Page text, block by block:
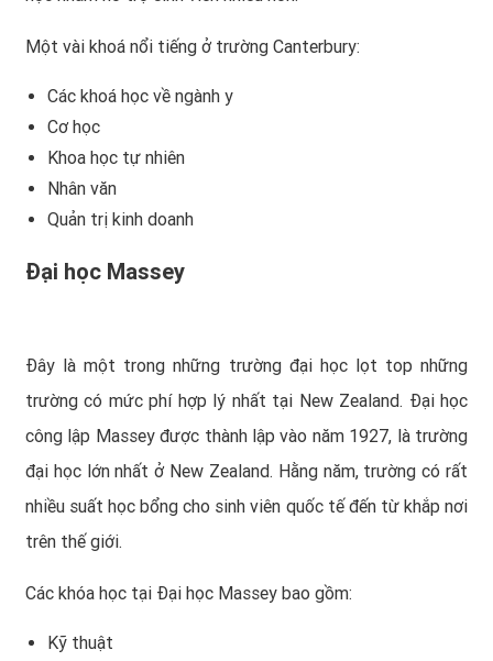
Một vài khoá nổi tiếng ở trường Canterbury:
Các khoá học về ngành y
Cơ học
Khoa học tự nhiên
Nhân văn
Quản trị kinh doanh
Đại học Massey
Đây là một trong những trường đại học lọt top những
trường có mức phí hợp lý nhất tại New Zealand. Đại học
công lập Massey được thành lập vào năm 1927, là trường
đại học lớn nhất ở New Zealand. Hằng năm, trường có rất
nhiều suất học bổng cho sinh viên quốc tế đến từ khắp nơi
trên thế giới.
Các khóa học tại Đại học Massey bao gồm:
Kỹ thuật